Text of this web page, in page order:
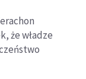
że władze